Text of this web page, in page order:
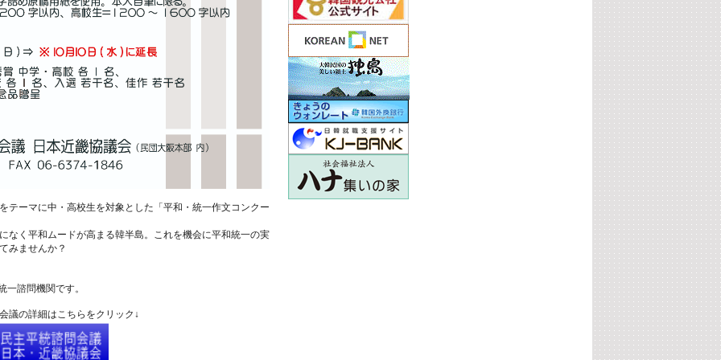
テーマに中・高校生を対象とした「平和・統一作文コンクー
なく平和ムードが高まる韓半島。これを機会に平和統一の実
みませんか？
諮問機関です。
議の詳細はこちらをクリック↓